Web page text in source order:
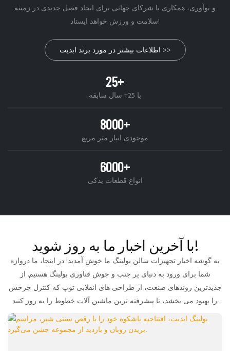
و نوآوری، همکاری با شرکای جهانی برای ایجاد فصل جدیدی در زمینه
سلامت و ورزش خواهد ایستاد!
اطلاعات بیشتر در مورد برند ابدیت >>
25+
با 25+ سال سابقه
8000+
موجودی انبار متر مربع
6000+
انواع قطعات یدکی
با آخرین اخبار ما به روز شوید!
به گوشه اخبار تجهیزات سالن بولینگ ما خوش آمدید! در اینجا، ما دروازه
شما برای ورود به دنیای پر جنب و جوش فناوری بولینگ هستیم. از
جدیدترین روندهای صنعت، از طراحی های انقلابی توپ که کنترل چرخش
را بهبود می بخشد، تا پیشرفته ترین ماشین آلات خطوط را به روز کنید.